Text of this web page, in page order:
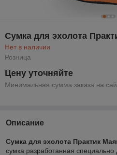
Сумка для эхолота
Нет в наличии
Розница
Цену уточняйте
Минимальная сумма заказа на
Описание
Сумка для эхолота Практик
сумка разработанная